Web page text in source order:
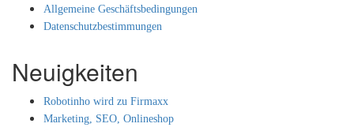
Allgemeine Geschäftsbedingungen
Datenschutzbestimmungen
Neuigkeiten
Robotinho wird zu Firmaxx
Marketing, SEO, Onlineshop